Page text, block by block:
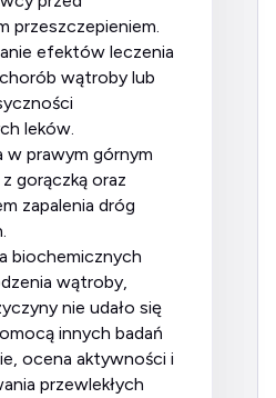
przeszczepieniem.
wątroby lub
leków.
gorączką oraz
zapalenia dróg
wątroby,
nie udało się
innych badań
przewlekłych